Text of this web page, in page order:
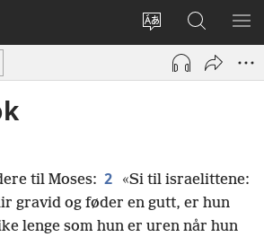
Endre
språk
Logg
inn
(åpner
Søk
på
JW.ORG
VIS
til Moses: 2
«Si til israelittene:
gravid og føder en gutt, er hun
lenge som hun er uren når hun